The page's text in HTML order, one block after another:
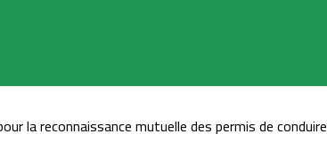
la reconnaissance mutuelle des permis de conduire